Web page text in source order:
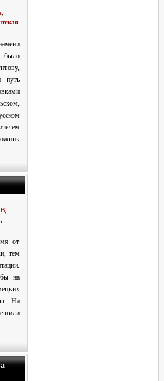
было
путь
от
тем
на
На